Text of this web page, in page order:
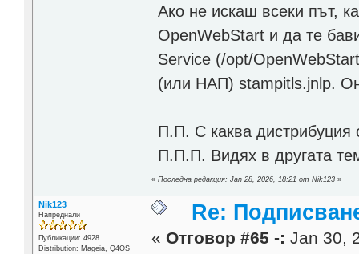
Ако не искаш всеки път,
OpenWebStart и да те
Servicе (/opt/
(или НАП) stampitls.jnlp.
П.П. С каква дистрибуция
П.П.П. Видях в другата
«Последна редакция: Jan 28, 2026, 18:21 от Nik123 »
Nik123
Напреднали
Публикации: 4928
Distribution: Mageia, Q4OS
Re:
« Отговор #65 -: Jan 30,